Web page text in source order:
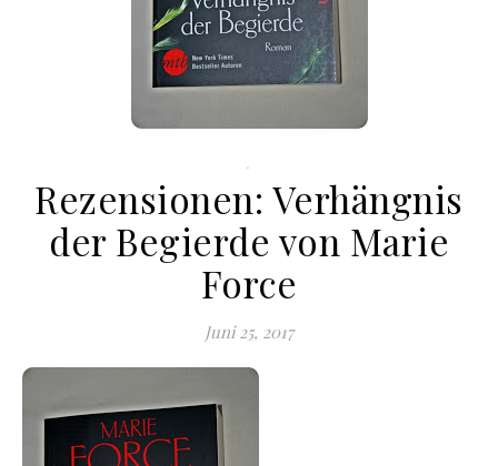
.
Rezensionen: Verhängnis
der Begierde von Marie
Force
Juni 25, 2017